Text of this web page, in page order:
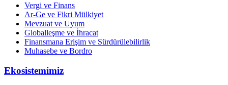
Vergi ve Finans
Ar-Ge ve Fikri Mülkiyet
Mevzuat ve Uyum
Globalleşme ve İhracat
Finansmana Erişim ve Sürdürülebilirlik
Muhasebe ve Bordro
Ekosistemimiz